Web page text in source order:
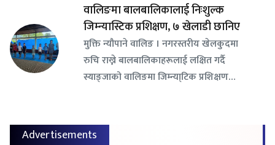
वालिङमा बालबालिकालाई निःशुल्क
जिम्न्यास्टिक प्रशिक्षण, ७ खेलाडी छानिए
​मुक्ति न्यौपाने वालिङ । नगरस्तरीय खेलकुदमा
रुचि राख्ने बालबालिकाहरूलाई लक्षित गर्दै
स्याङ्जाको वालिङमा जिम्न्या्टिक प्रशिक्षण…
Advertisements